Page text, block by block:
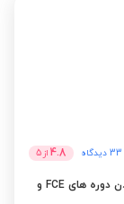
4.8 از 5
کسب مدرک بین المللی 7 IELTS و TTC و گذراندن دوره های FCE و